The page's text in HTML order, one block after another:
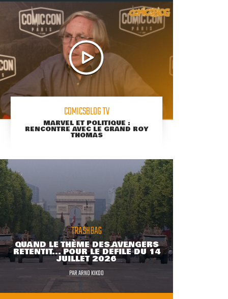
COMICSBLOG TV
MARVEL ET POLITIQUE :
RENCONTRE AVEC LE GRAND ROY
THOMAS
TRASHBAG
QUAND LE THÈME DES AVENGERS
RETENTIT... POUR LE DÉFILÉ DU 14
JUILLET 2026
PARARNO KIKOO